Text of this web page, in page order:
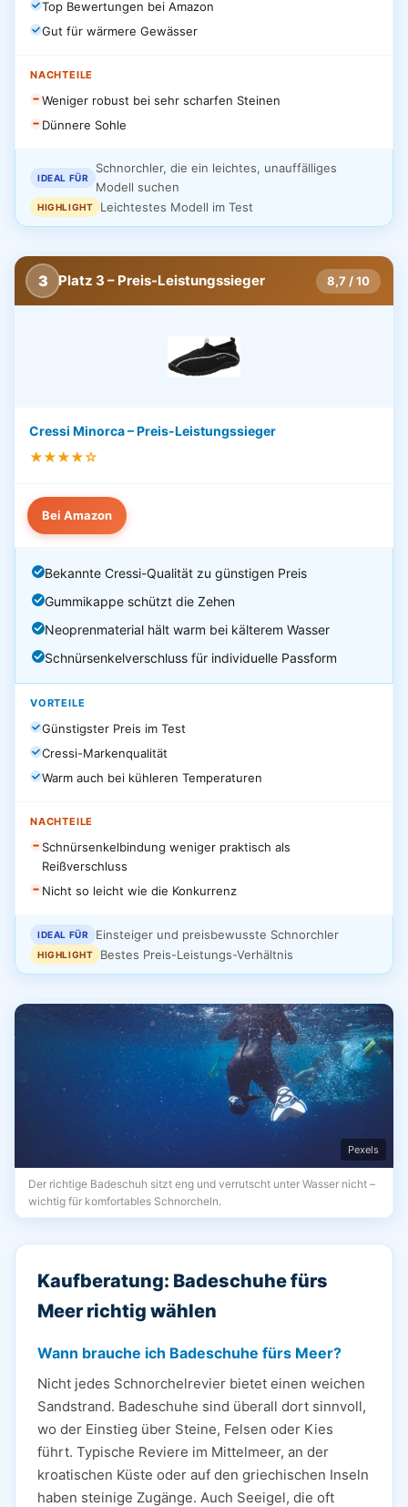
Top Bewertungen bei Amazon
Gut für wärmere Gewässer
NACHTEILE
Weniger robust bei sehr scharfen Steinen
Dünnere Sohle
IDEAL FÜR
Schnorchler, die ein leichtes, unauffälliges
Modell suchen
HIGHLIGHT Leichtestes Modell im Test
3 Platz 3 – Preis-Leistungssieger 8,7 / 10
Cressi Minorca – Preis-Leistungssieger
★★★★☆
Bei Amazon
Bekannte Cressi-Qualität zu günstigen Preis
Gummikappe schützt die Zehen
Neoprenmaterial hält warm bei kälterem Wasser
Schnürsenkelverschluss für individuelle Passform
VORTEILE
Günstigster Preis im Test
Cressi-Markenqualität
Warm auch bei kühleren Temperaturen
NACHTEILE
Schnürsenkelbindung weniger praktisch als
Reißverschluss
Nicht so leicht wie die Konkurrenz
IDEAL FÜR Einsteiger und preisbewusste Schnorchler
HIGHLIGHT Bestes Preis-Leistungs-Verhältnis
Pexels
Der richtige Badeschuh sitzt eng und verrutscht unter Wasser nicht –
wichtig für komfortables Schnorcheln.
Kaufberatung: Badeschuhe fürs
Meer richtig wählen
Wann brauche ich Badeschuhe fürs Meer?
Nicht jedes Schnorchelrevier bietet einen weichen
Sandstrand. Badeschuhe sind überall dort sinnvoll,
wo der Einstieg über Steine, Felsen oder Kies
führt. Typische Reviere im Mittelmeer, an der
kroatischen Küste oder auf den griechischen Inseln
haben steinige Zugänge. Auch Seeigel, die oft